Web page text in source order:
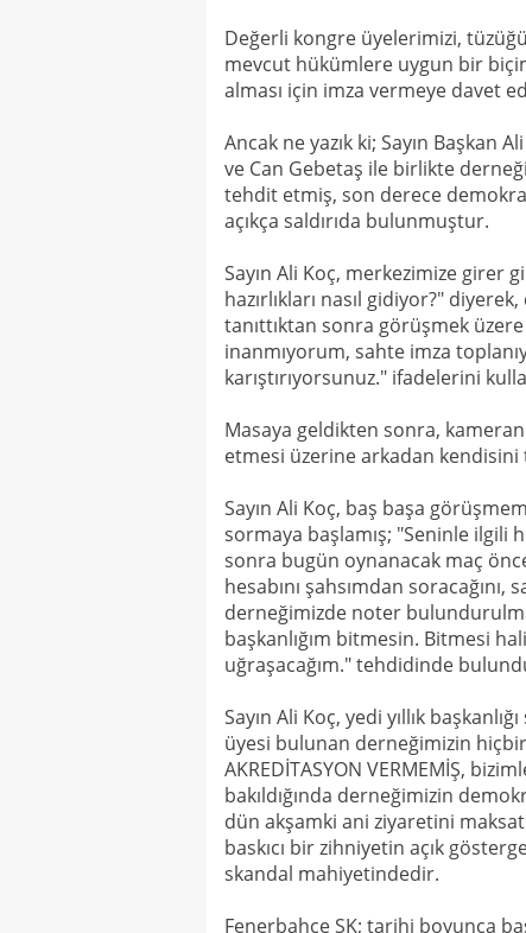
Değerli kongre üyelerimizi,
mevcut hükümlere uygun bir
alması için imza vermeye davet
Ancak ne yazık ki; Sayın Başkan
ve Can Gebetaş ile birlikte
tehdit etmiş, son derece
açıkça saldırıda bulunmuştur.
Sayın Ali Koç, merkezimize girer
hazırlıkları nasıl gidiyor?"
tanıttıktan sonra görüşmek
inanmıyorum, sahte imza
karıştırıyorsunuz." ifadelerini
Masaya geldikten sonra,
etmesi üzerine arkadan kendisini
Sayın Ali Koç, baş başa
sormaya başlamış; "Seninle ilgili
sonra bugün oynanacak maç
hesabını şahsımdan soracağını,
derneğimizde noter
başkanlığım bitmesin. Bitmesi
uğraşacağım." tehdidinde
Sayın Ali Koç, yedi yıllık
üyesi bulunan derneğimizin hiçbir
AKREDİTASYON VERMEMİŞ,
bakıldığında derneğimizin
dün akşamki ani ziyaretini
baskıcı bir zihniyetin açık
skandal mahiyetindedir.
Fenerbahçe SK; tarihi boyunca